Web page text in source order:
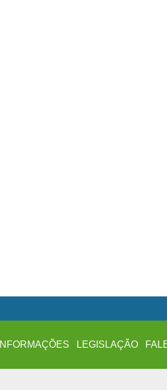
INFORMAÇÕES LEGISLAÇÃO